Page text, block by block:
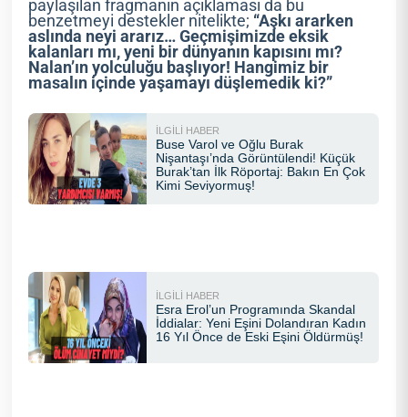
paylaşılan fragmanın açıklaması da bu
benzetmeyi destekler nitelikte; “Aşkı ararken
aslında neyi ararız… Geçmişimizde eksik
kalanları mı, yeni bir dünyanın kapısını mı?
Nalan’ın yolculuğu başlıyor! Hangimiz bir
masalın içinde yaşamayı düşlemedik ki?”